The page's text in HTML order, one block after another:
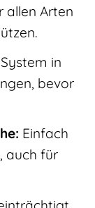
allen Arten
in
bevor
Einfach
auch für